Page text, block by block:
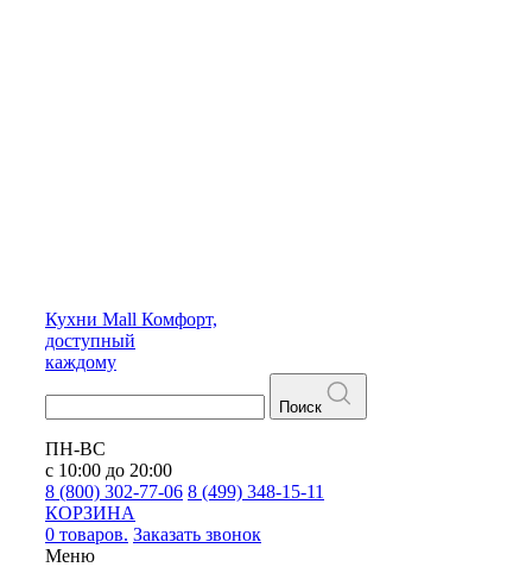
Кухни Mall Комфорт,
доступный
каждому
Поиск
ПН-ВС
с 10:00 до 20:00
8 (800) 302-77-06 8 (499) 348-15-11
КОРЗИНА
0 товаров. Заказать звонок
Меню